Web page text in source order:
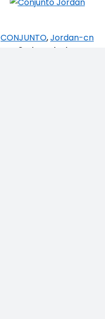
CONJUNTO,Jordan-cn
Conjunto Jordan